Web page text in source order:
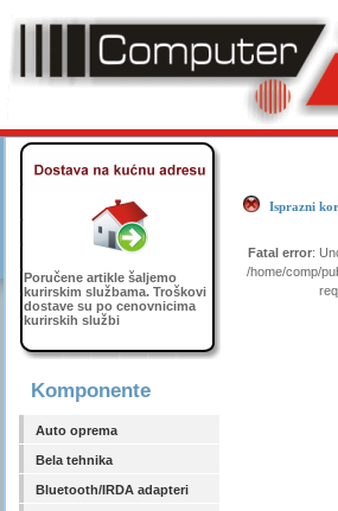
Poručene artikle šaljemo
kurirskim službama. Troškovi
dostave su po cenovnicima
kurirskih službi
Komponente
Auto oprema
Bela tehnika
Bluetooth/IRDA adapteri
Isprazni
Fatal error:
/home/comp/